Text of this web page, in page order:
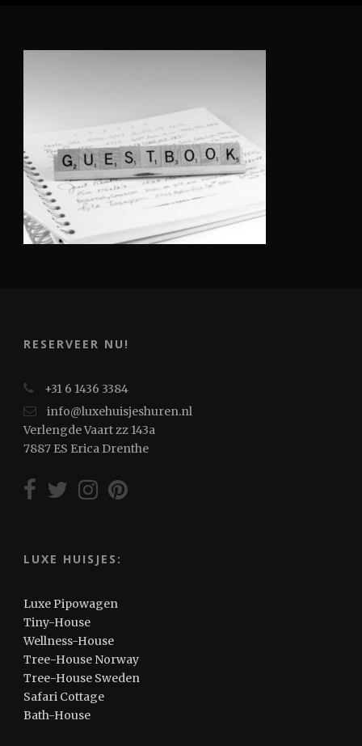
RESERVEER NU!
+31 6 1436 3384
info@luxehuisjeshuren.nl
Verlengde Vaart zz 143a
7887 ES Erica Drenthe
LUXE HUISJES:
Luxe Pipowagen
Tiny-House
Wellness-House
Tree-House Norway
Tree-House Sweden
Safari Cottage
Bath-House